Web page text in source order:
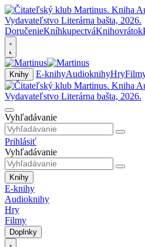
DoručenieKníhkupectváKnihovrátok
Knihy E-knihyAudioknihyHry
Vyhľadávanie
Prihlásiť
Vyhľadávanie
Knihy
E-knihy
Audioknihy
Hry
Filmy
Doplnky